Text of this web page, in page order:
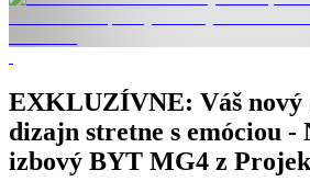
EXKLUZÍVNE: Váš nový
dizajn stretne s emóciou -
izbový BYT MG4 z